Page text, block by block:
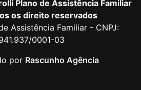
Plano de Assistência Familiar
os direito reservados
Assistência Familiar - CNPJ:
0001-03
por Rascunho Agência